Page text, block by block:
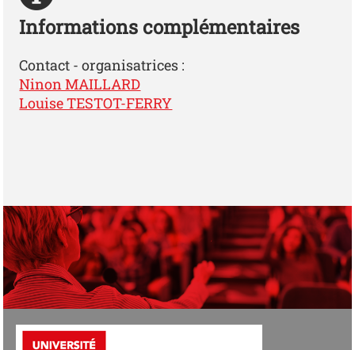
Informations complémentaires
Contact - organisatrices :
Ninon MAILLARD
Louise TESTOT-FERRY